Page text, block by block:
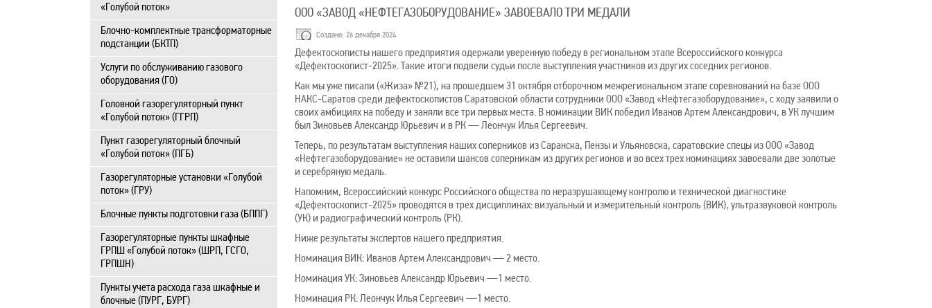
«Голубой поток»
Блочно-комплектные трансформаторные
подстанции (БКТП)
Услуги по обслуживанию газового
оборудования (ГО)
Головной газорегуляторный пункт
«Голубой поток» (ГГРП)
Пункт газорегуляторный блочный
«Голубой поток» (ПГБ)
Газорегуляторные установки «Голубой
поток» (ГРУ)
Блочные пункты подготовки газа (БППГ)
Газорегуляторные пункты шкафные
ГРПШ «Голубой поток» (ШРП, ГСГО,
ГРПШН)
Пункты учета расхода газа шкафные и
блочные (ПУРГ, БУРГ)
ООО «ЗАВОД «НЕФТЕГАЗОБОРУДОВАНИЕ» ЗАВОЕВАЛО ТРИ МЕДАЛИ
Создано: 26 декабря 2024
Дефектоскописты нашего предприятия одержали уверенную победу в региональном этапе Всероссийского конкурса
«Дефектоскопист-2025». Такие итоги подвели судьи после выступления участников из других соседних регионов.
Как мы уже писали («Жиза» №21), на прошедшем 31 октября отборочном межрегиональном этапе соревнований на базе ООО
НАКС-Саратов среди дефектоскопистов Саратовской области сотрудники ООО «Завод «Нефтегазоборудование», с ходу заявили о
своих амбициях на победу и заняли все три первых места. В номинации ВИК победил Иванов Артем Александрович, в УК лучшим
был Зиновьев Александр Юрьевич и в РК — Леончук Илья Сергеевич.
Теперь, по результатам выступления наших соперников из Саранска, Пензы и Ульяновска, саратовские спецы из ООО «Завод
«Нефтегазоборудование» не оставили шансов соперникам из других регионов и во всех трех номинациях завоевали две золотые
и серебряную медаль.
Напомним, Всероссийский конкурс Российского общества по неразрушающему контролю и технической диагностике
«Дефектоскопист-2025» проводятся в трех дисциплинах: визуальный и измерительный контроль (ВИК), ультразвуковой контроль
(УК) и радиографический контроль (РК).
Ниже результаты экспертов нашего предприятия.
Номинация ВИК: Иванов Артем Александрович — 2 место.
Номинация УК: Зиновьев Александр Юрьевич —1 место.
Номинация РК: Леончук Илья Сергеевич —1 место.